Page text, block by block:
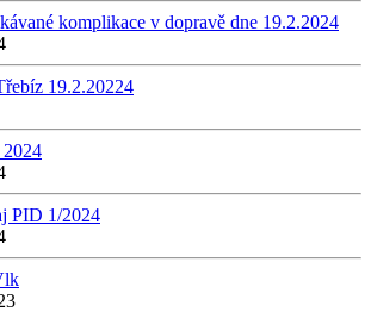
komplikace v dopravě dne 19.2.2024
19.2.20224
PID 1/2024